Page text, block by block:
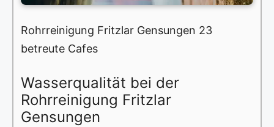
Rohrreinigung Fritzlar Gensungen 23
betreute Cafes
Wasserqualität bei der
Rohrreinigung Fritzlar
Gensungen